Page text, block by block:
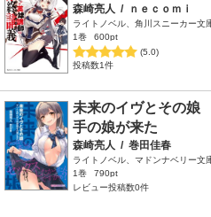
森崎亮人 / ｎｅｃｏｍｉ
ライトノベル、角川スニーカー文
1巻
600pt
(5.0)
投稿数1件
未来のイヴとその娘
手の娘が来た
森崎亮人 / 巻田佳春
ライトノベル、マドンナベリー文
1巻
790pt
レビュー投稿数0件